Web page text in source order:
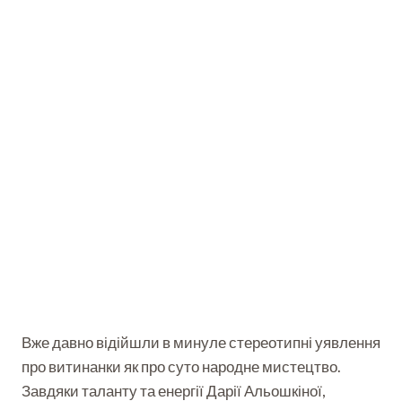
Вже давно відійшли в минуле стереотипні уявлення
про витинанки як про суто народне мистецтво.
Завдяки таланту та енергії Дарії Альошкіної,